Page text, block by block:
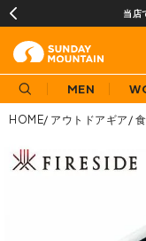
当店
MEN
HOME アウトドアギア